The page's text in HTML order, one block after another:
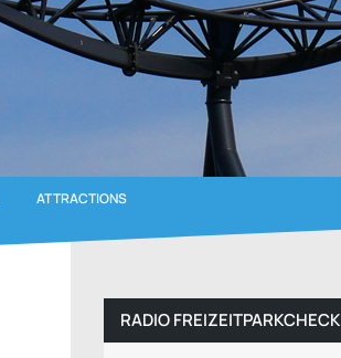
ATTRACTIONS
RADIO FREIZEITPARKCHECK